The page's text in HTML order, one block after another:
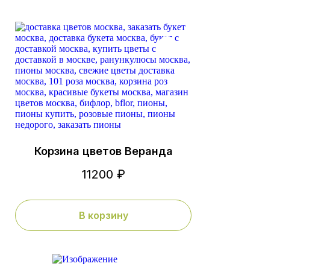
Корзина цветов Веранда
11200 ₽
В корзину